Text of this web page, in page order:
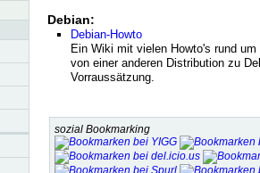
Debian:
Debian-Howto
Ein Wiki mit vielen Howto's rund
von einer anderen Distribution zu
Vorraussätzung.
sozial Bookmarking